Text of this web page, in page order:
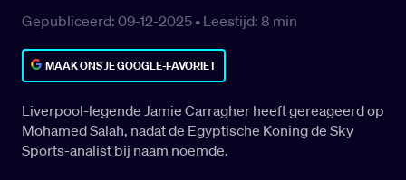
Gepubliceerd: 09-12-2025 • Leestijd: 8 min
MAAK ONS JE GOOGLE-FAVORIET
Liverpool-legende Jamie Carragher heeft gereageerd op
Mohamed Salah, nadat de Egyptische Koning de Sky
Sports-analist bij naam noemde.